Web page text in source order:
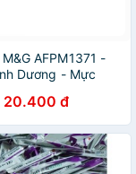
AFPM1371 -
Dương - Mực
20.400 đ